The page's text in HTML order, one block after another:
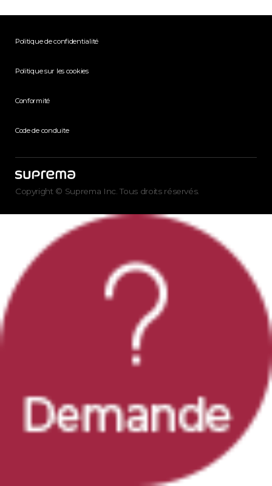
Politique de confidentialité
Politique sur les cookies
Conformité
Code de conduite
Copyright © Suprema Inc. Tous droits réservés.